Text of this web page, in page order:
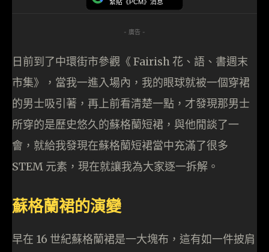
緊貼《PCM》消息
- 廣告 -
日前到了中環街市參觀《 Fairish 花、語、書週末
市集》，當我一進入場內，我的眼球就被一個穿裙
的男士吸引著，再上前看清楚一點，才發現那男士
所穿的是歷史悠久的蘇格蘭短裙，與他閒談了一
會，就給我發現在蘇格蘭短裙當中充滿了很多
STEM 元素，現在就讓我為大家逐一拆解。
蘇格蘭裙的演變
早在 16 世紀蘇格蘭裙是一大塊布，這有如一件披肩